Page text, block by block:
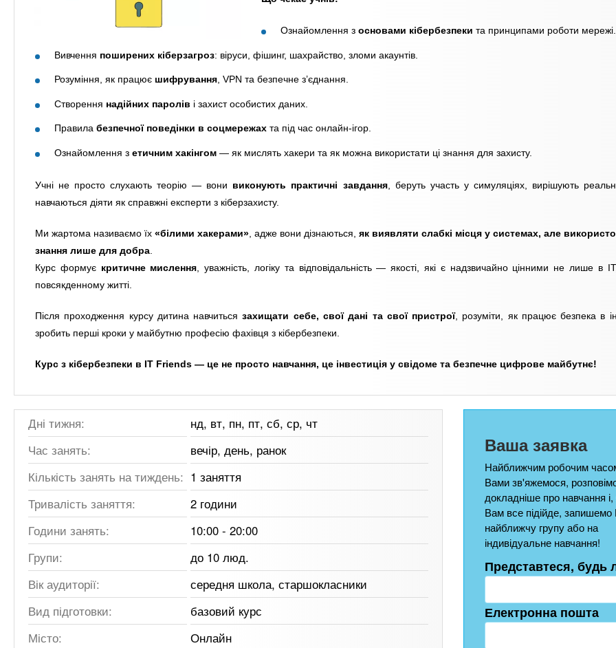
Ознайомлення з основами кібербезпеки та принципами роботи мережі.
Вивчення поширених кіберзагроз: віруси, фішинг, шахрайство, зломи акаунтів.
Розуміння, як працює шифрування , VPN та безпечне з’єднання.
Створення надійних паролів і захист особистих даних.
Правила безпечної поведінки в соцмережах та під час онлайн-ігор.
Ознайомлення з етичним хакінгом — як мислять хакери та як можна використати ці знання для захисту.
Учні не просто слухають теорію — вони виконують практичні завдання, беруть участь у симуляціях, вирішують
навчаються діяти як справжні експерти з кіберзахисту.
Ми жартома називаємо їх «білими хакерами» , адже вони дізнаються, як виявляти слабкі місця у системах, але
знання лише для добра
Курс формує критичне мислення , уважність, логіку та відповідальність — якості, які є надзвичайно цінними не лише в
повсякденному житті.
Після проходження курсу дитина навчитьсязахищати себе, свої дані та свої пристрої, розуміти, як працює безпека в
зробить перші кроки у майбутню професію фахівця з кібербезпеки.
Курс з кібербезпеки в IT Friends — це не просто навчання, це інвестиція у свідоме та безпечне цифрове майбутнє!
Дні тижня:
нд, вт, пн, пт, сб, ср, чт
Час занять:
вечір, день, ранок
Кількість занять на тиждень: 1 заняття
Тривалість заняття:
2 години
Години занять:
10:00 - 20:00
Групи:
до 10 люд.
Вік аудиторії:
середня школа, старшокласники
Вид підготовки:
базовий курс
Місто:
Онлайн
Ваша заявка
Найближчим робочим
Вами зв'яжемося,
докладніше про навчання
Вам все підійде, запишемо
найближчу групу або на
індивідуальне навчання!
Представтеся, будь
Електронна пошта